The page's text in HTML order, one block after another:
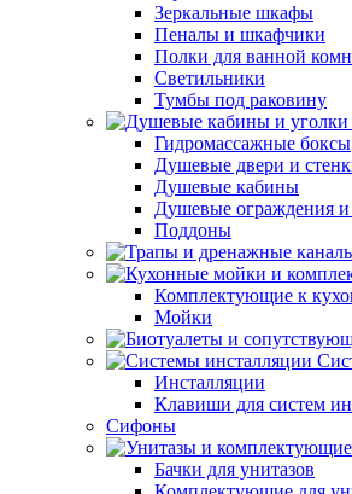
Зеркальные шкафы
Пеналы и шкафчики
Полки для ванной
Светильники
Тумбы под раковину
Гидромассажные боксы
Душевые двери и
Душевые кабины
Душевые ограждения и
Поддоны
Комплектующие к
Мойки
Инсталляции
Клавиши для систем
Сифоны
Бачки для унитазов